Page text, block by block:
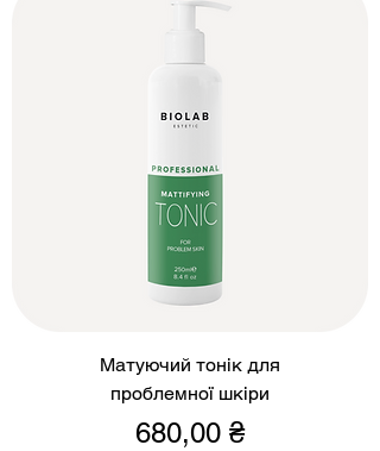
Матуючий тонік для
проблемної шкіри
Ціна
680,00 ₴